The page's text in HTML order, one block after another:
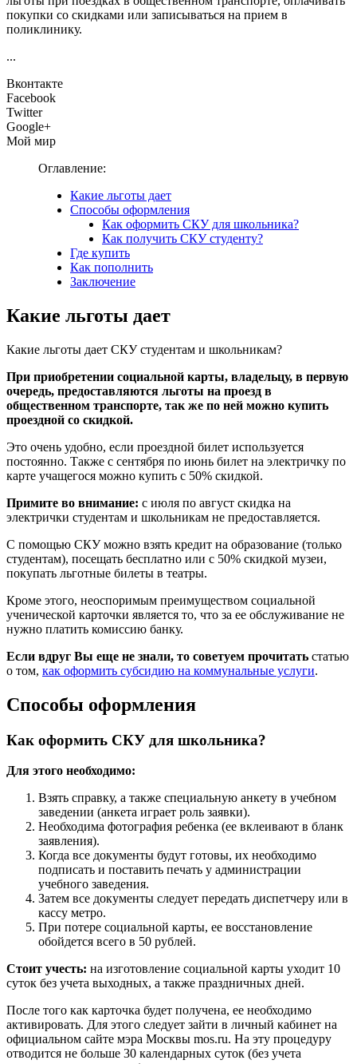
покупки со скидками или записываться на прием в
поликлинику.
...
Вконтакте
Facebook
Twitter
Google+
Мой мир
Оглавление:
Какие льготы дает
Способы оформления
Как оформить СКУ для школьника?
Как получить СКУ студенту?
Где купить
Как пополнить
Заключение
Какие льготы дает
Какие льготы дает СКУ студентам и школьникам?
При приобретении социальной карты, владельцу, в первую
очередь, предоставляются льготы на проезд в
общественном транспорте, так же по ней можно купить
проездной со скидкой.
Это очень удобно, если проездной билет используется
постоянно. Также с сентября по июнь билет на электричку по
карте учащегося можно купить с 50% скидкой.
Примите во внимание: с июля по август скидка на
электрички студентам и школьникам не предоставляется.
С помощью СКУ можно взять кредит на образование (только
студентам), посещать бесплатно или с 50% скидкой музеи,
покупать льготные билеты в театры.
Кроме этого, неоспоримым преимуществом социальной
ученической карточки является то, что за ее обслуживание не
нужно платить комиссию банку.
Если вдруг Вы еще не знали, то советуем прочитать статью
о том, как оформить субсидию на коммунальные услуги.
Способы оформления
Как оформить СКУ для школьника?
Для этого необходимо:
Взять справку, а также специальную анкету в учебном
заведении (анкета играет роль заявки).
Необходима фотография ребенка (ее вклеивают в бланк
заявления).
Когда все документы будут готовы, их необходимо
подписать и поставить печать у администрации
учебного заведения.
Затем все документы следует передать диспетчеру или в
кассу метро.
При потере социальной карты, ее восстановление
обойдется всего в 50 рублей.
Стоит учесть: на изготовление социальной карты уходит 10
суток без учета выходных, а также праздничных дней.
После того как карточка будет получена, ее необходимо
активировать. Для этого следует зайти в личный кабинет на
официальном сайте мэра Москвы mos.ru. На эту процедуру
отводится не больше 30 календарных суток (без учета